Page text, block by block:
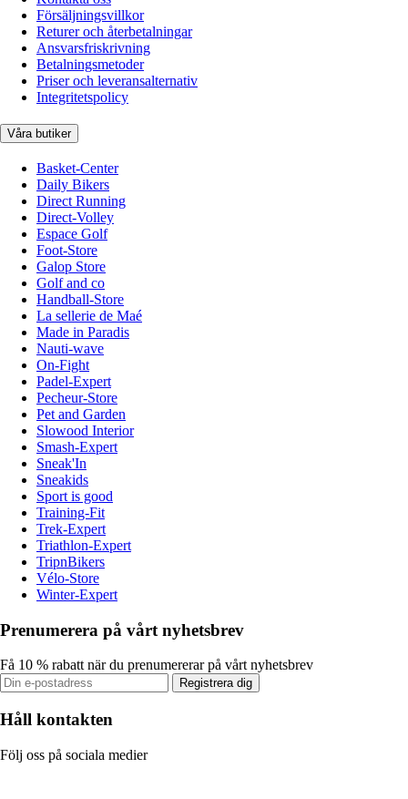
Försäljningsvillkor
Returer och återbetalningar
Ansvarsfriskrivning
Betalningsmetoder
Priser och leveransalternativ
Integritetspolicy
Våra butiker
Basket-Center
Daily Bikers
Direct Running
Direct-Volley
Espace Golf
Foot-Store
Galop Store
Golf and co
Handball-Store
La sellerie de Maé
Made in Paradis
Nauti-wave
On-Fight
Padel-Expert
Pecheur-Store
Pet and Garden
Slowood Interior
Smash-Expert
Sneak'In
Sneakids
Sport is good
Training-Fit
Trek-Expert
Triathlon-Expert
TripnBikers
Vélo-Store
Winter-Expert
Prenumerera på vårt nyhetsbrev
Få 10 % rabatt när du prenumererar på vårt nyhetsbrev
Registrera dig
Håll kontakten
Följ oss på sociala medier